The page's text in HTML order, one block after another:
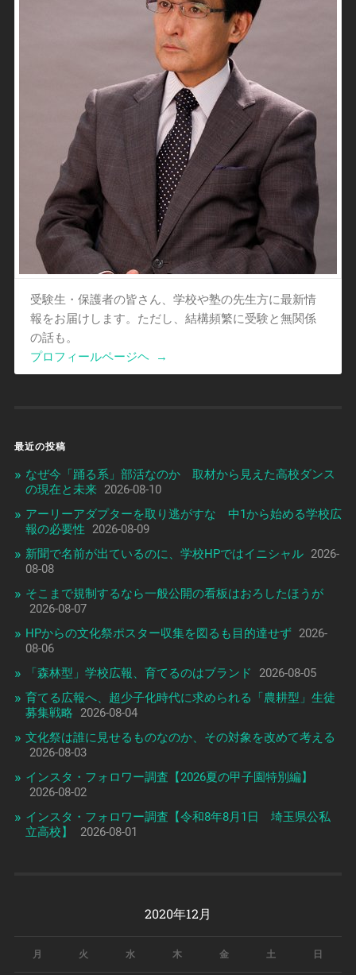
受験生・保護者の皆さん、学校や塾の先生方に最新情
報をお届けします。ただし、結構頻繁に受験と無関係
の話も。
プロフィールページヘ
→
最近の投稿
なぜ今「踊る系」部活なのか 取材から見えた高校ダンス
の現在と未来 2026-08-10
アーリーアダプターを取り逃がすな 中1から始める学校広
報の必要性
2026-08-09
新聞で名前が出ているのに、学校HPではイニシャル 2026-
08-08
そこまで規制するなら一般公開の看板はおろしたほうが
2026-08-07
HPからの文化祭ポスター収集を図るも目的達せず 2026-
08-06
「森林型」学校広報、育てるのはブランド
2026-08-05
育てる広報へ、超少子化時代に求められる「農耕型」生徒
募集戦略
2026-08-04
文化祭は誰に見せるものなのか、その対象を改めて考える
2026-08-03
インスタ・フォロワー調査【2026夏の甲子園特別編】
2026-08-02
インスタ・フォロワー調査【令和8年8月1日 埼玉県公私
立高校】
2026-08-01
2020年12月
月 火 水 木 金 土 日